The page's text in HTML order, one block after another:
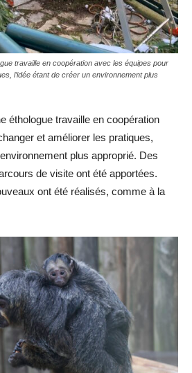
travaille en coopération avec les équipes pour
l’idée étant de créer un environnement plus
éthologue travaille en coopération
et améliorer les pratiques,
plus approprié. Des
de visite ont été apportées.
ont été réalisés, comme à la